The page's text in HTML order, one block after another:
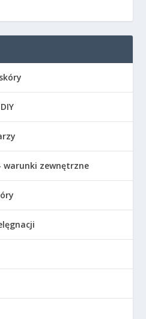
warunki zewnętrzne